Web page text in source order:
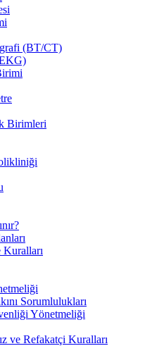
(BT/CT)
Birimleri
Kuralları
Sorumlulukları
Yönetmeliği
ve Refakatçi Kuralları